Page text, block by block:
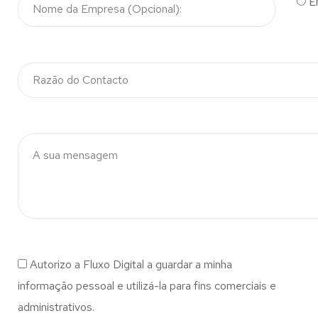
Autorizo a Fluxo Digital a guardar a minha
informação pessoal e utilizá-la para fins comerciais e
administrativos.